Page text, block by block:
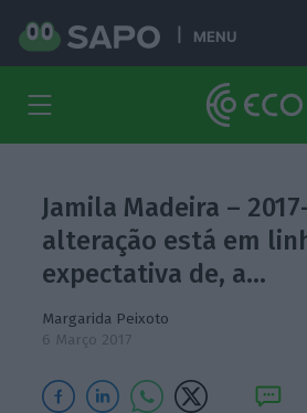
MENU
Jamila Madeira –
alteração está em
expectativa de, a…
Margarida Peixoto
6 Março 2017